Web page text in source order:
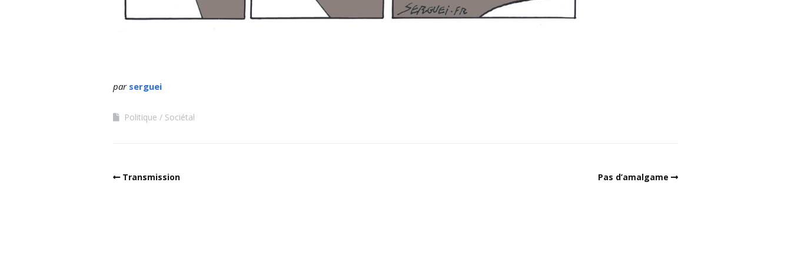
par serguei
Politique Sociétal
Transmission Pas d’amalgame